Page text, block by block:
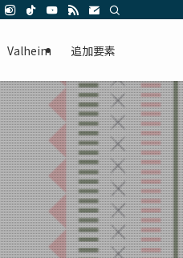
Valheim 追加要素